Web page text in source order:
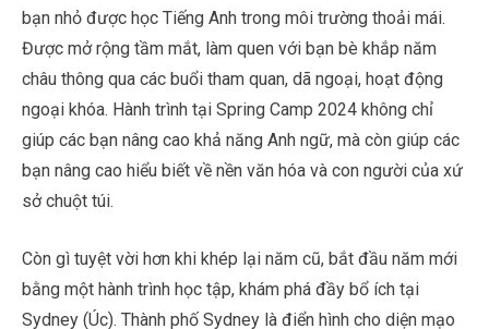
bạn nhỏ được học Tiếng Anh trong môi trường thoải mái.
Được mở rộng tầm mắt, làm quen với bạn bè khắp năm
châu thông qua các buổi tham quan, dã ngoại, hoạt động
ngoại khóa. Hành trình tại Spring Camp 2024 không chỉ
giúp các bạn nâng cao khả năng Anh ngữ, mà còn giúp các
bạn nâng cao hiểu biết về nền văn hóa và con người của xứ
sở chuột túi.
Còn gì tuyệt vời hơn khi khép lại năm cũ, bắt đầu năm mới
bằng một hành trình học tập, khám phá đầy bổ ích tại
Sydney (Úc). Thành phố Sydney là điển hình cho diện mạo